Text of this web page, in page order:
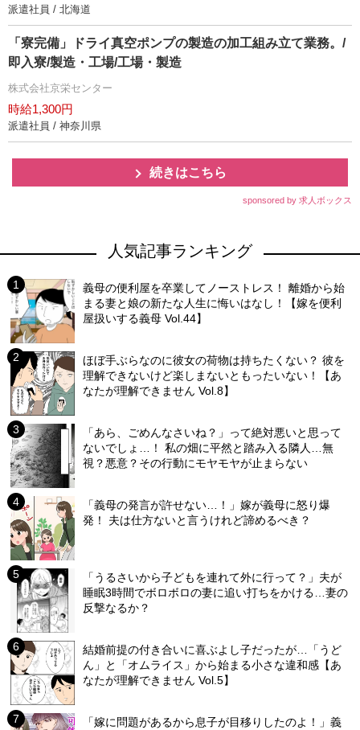
派遣社員 / 北海道
「寮完備」ドライ真空ポンプの製造の加工組み立て業務。/
即入寮/製造・工場/工場・製造
株式会社京栄センター
時給1,300円
派遣社員 / 神奈川県
続きはこちら
sponsored by 求人ボックス
人気記事ランキング
義母の便利屋を卒業してノーストレス！ 離婚から始
まる妻と娘の新たな人生に悔いはなし！【嫁を便利
屋扱いする義母 Vol.44】
ほぼ手ぶらなのに彼女の荷物は持ちたくない？ 彼を
理解できないけど楽しまないともったいない！【あ
なたが理解できません Vol.8】
「あら、ごめんなさいね？」って絶対悪いと思って
ないでしょ…！ 私の畑に平然と踏み入る隣人…無
視？悪意？その行動にモヤモヤが止まらない
「義母の発言が許せない…！」嫁が義母に怒り爆
発！ 夫は仕方ないと言うけれど諦めるべき？
「うるさいから子どもを連れて外に行って？」夫が
睡眠3時間でボロボロの妻に追い打ちをかける…妻の
反撃なるか？
結婚前提の付き合いに喜ぶよし子だったが…「うど
ん」と「オムライス」から始まる小さな違和感【あ
なたが理解できません Vol.5】
「嫁に問題があるから息子が目移りしたのよ！」義